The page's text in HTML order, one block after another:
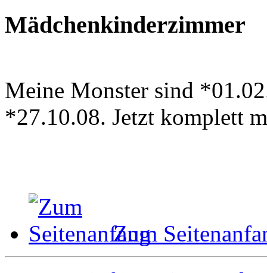
Mädchenkinderzimmer
Meine Monster sind
*27.10.08. Jetzt komplett
Zum